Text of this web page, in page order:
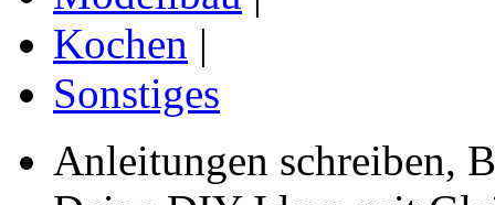
Kochen |
Sonstiges
Anleitungen schreiben,